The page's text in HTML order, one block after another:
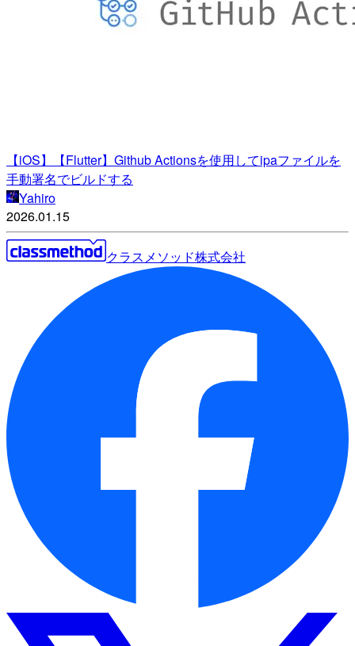
【iOS】【Flutter】Github Actionsを使用してipaファイルを
手動署名でビルドする
Yahiro
2026.01.15
クラスメソッド株式会社